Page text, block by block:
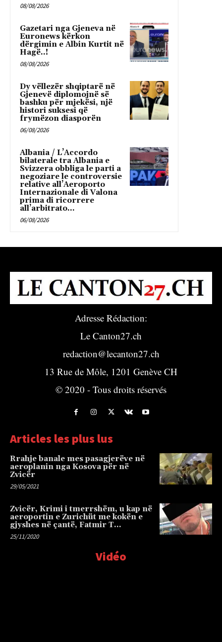
08/08/2026
Gazetari nga Gjeneva në
Euronews kërkon
dërgimin e Albin Kurtit në
Hagë..!
08/08/2026
Dy vëllezër shqiptarë në
Gjenevë diplomojnë së
bashku për mjekësi, një
histori suksesi që
frymëzon diasporën
06/08/2026
Albania / L’Accordo
bilaterale tra Albania e
Svizzera obbliga le parti a
negoziare le controversie
relative all’Aeroporto
Internazionale di Valona
prima di ricorrere
all’arbitrato...
06/08/2026
Adresse Rédaction:
Le Canton27.ch
redaction@lecanton27.ch
13 Rue de Môle, 1201 Genève CH
© 2020 - Tous droits réservés
Articles les plus lus
Rrahje banale mes pasagjerëve në
aeroplanin nga Kosova për në
Zvicër
29/05/2021
Zvicër, Krimi i tmerrshëm, u kap në
aeroportin e Zurichüt me kokën e
gjyshes në çantë, Fatmir T…
25/11/2020
Vidéo